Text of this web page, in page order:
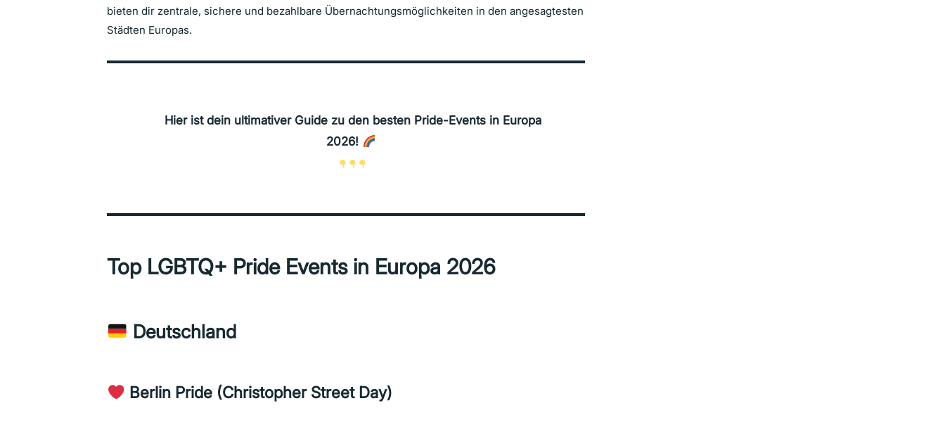
bieten dir zentrale, sichere und bezahlbare Übernachtungsmöglichkeiten in den angesagtesten
Städten Europas.
Hier ist dein ultimativer Guide zu den besten Pride-Events in Europa
2026!
Top LGBTQ+ Pride Events in Europa 2026
Deutschland
Berlin Pride (Christopher Street Day)